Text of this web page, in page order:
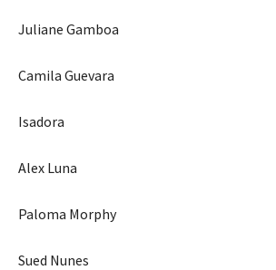
Juliane Gamboa
Camila Guevara
Isadora
Alex Luna
Paloma Morphy
Sued Nunes